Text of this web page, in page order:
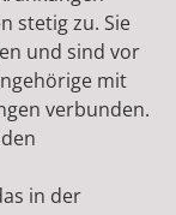
stetig zu. Sie
und sind vor
mit
verbunden.
in der